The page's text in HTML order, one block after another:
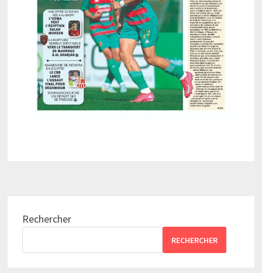
Rechercher
RECHERCHER